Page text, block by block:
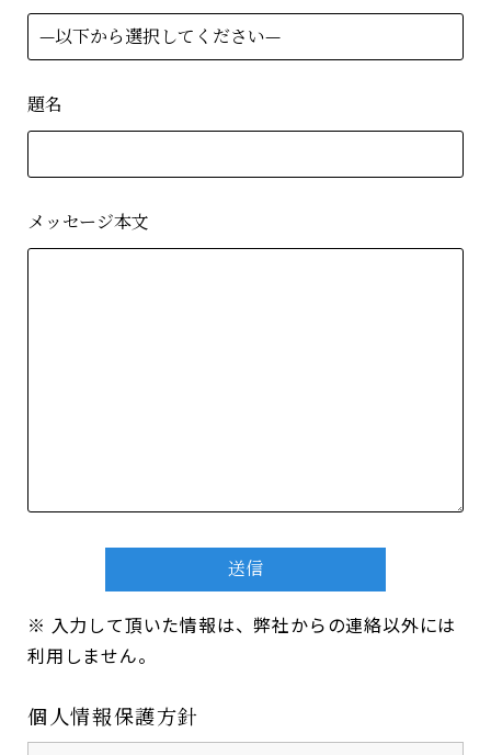
題名
メッセージ本文
※ 入力して頂いた情報は、弊社からの連絡以外には
利用しません。
個人情報保護方針